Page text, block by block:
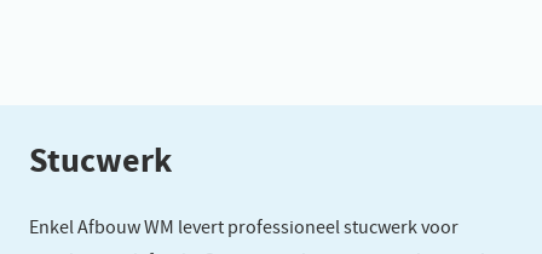
Stucwerk
Enkel Afbouw WM levert professioneel stucwerk voor